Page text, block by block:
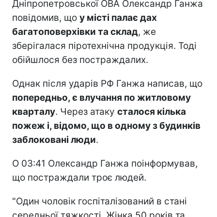
Дніпропетровської ОВА Олександр Ганжа
повідомив, що у місті палає дах
багатоповерхівки та склад, же
зберігалася піротехнічна продукція. Тоді
обійшлося без постраждалих.
Однак після ударів РФ Ганжа написав, що
попередньо, є влучання по житловому
кварталу. Через атаку сталося кілька
пожеж і, відомо, що в одному з будинків
заблоковані люди.
О 03:41 Олександр Ганжа поінформував,
що постраждали троє людей.
"Один чоловік госпіталізований в стані